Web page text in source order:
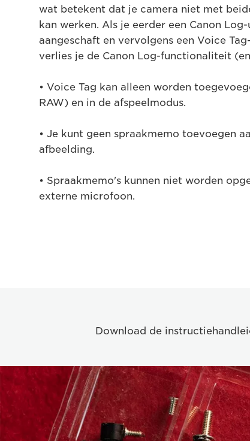
wat betekent dat je camera niet met
kan werken. Als je eerder een Canon
aangeschaft en vervolgens een Voice
verlies je de Canon Log-functionaliteit
• Voice Tag kan alleen worden
RAW) en in de afspeelmodus.
• Je kunt geen spraakmemo toevoegen
afbeelding.
• Spraakmemo's kunnen niet worden
externe microfoon.
Download de